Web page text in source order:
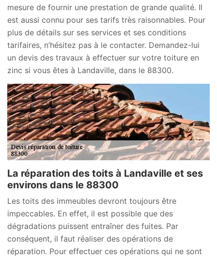
mesure de fournir une prestation de grande qualité. Il
est aussi connu pour ses tarifs très raisonnables. Pour
plus de détails sur ses services et ses conditions
tarifaires, n’hésitez pas à le contacter. Demandez-lui
un devis des travaux à effectuer sur votre toiture en
zinc si vous êtes à Landaville, dans le 88300.
La réparation des toits à Landaville et ses
environs dans le 88300
Les toits des immeubles devront toujours être
impeccables. En effet, il est possible que des
dégradations puissent entraîner des fuites. Par
conséquent, il faut réaliser des opérations de
réparation. Pour effectuer ces opérations qui ne sont